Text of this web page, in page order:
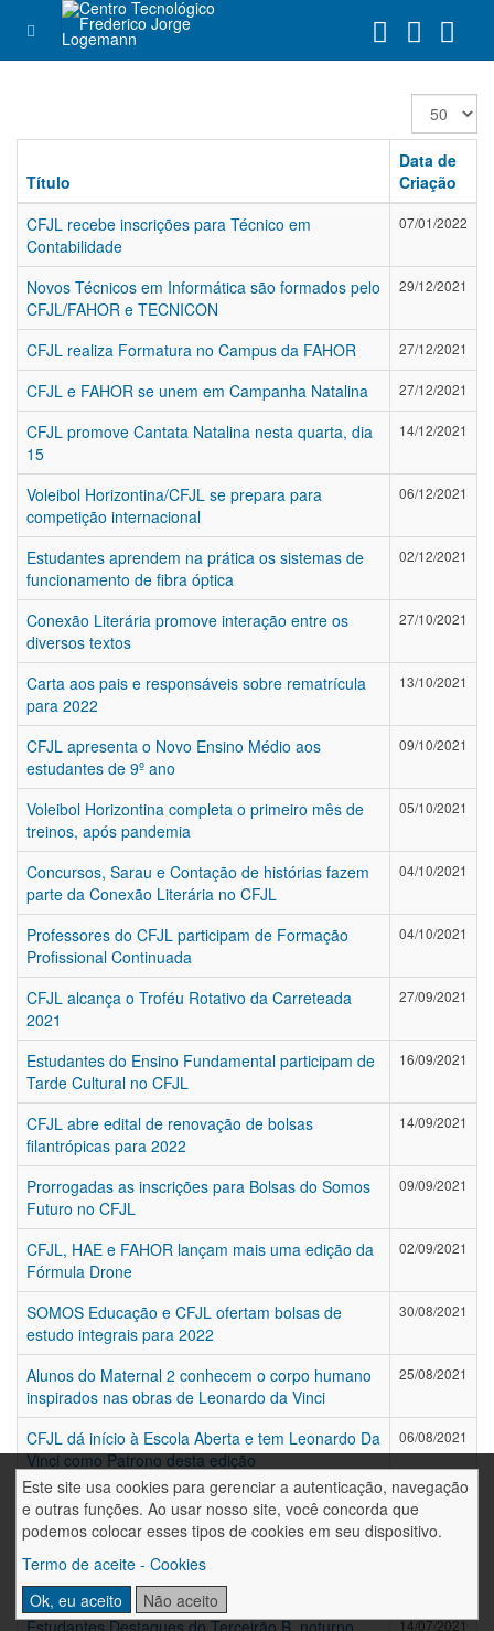
Este site usa cookies para gerenciar a autenticação, navegação
e outras funções. Ao usar nosso site, você concorda que
podemos colocar esses tipos de cookies em seu dispositivo.
Termo de aceite - Cookies
Ok, eu aceito
Não aceito
Exibir
#
Título
Data de
Criação
CFJL recebe inscrições para Técnico em
Contabilidade
07/01/2022
Novos Técnicos em Informática são formados pelo
CFJL/FAHOR e TECNICON
29/12/2021
CFJL realiza Formatura no Campus da FAHOR 27/12/2021
CFJL e FAHOR se unem em Campanha Natalina 27/12/2021
CFJL promove Cantata Natalina nesta quarta, dia
15
14/12/2021
Voleibol Horizontina/CFJL se prepara para
competição internacional
06/12/2021
Estudantes aprendem na prática os sistemas de
funcionamento de fibra óptica
02/12/2021
Conexão Literária promove interação entre os
diversos textos
27/10/2021
Carta aos pais e responsáveis sobre rematrícula
para 2022
13/10/2021
CFJL apresenta o Novo Ensino Médio aos
estudantes de 9º ano
09/10/2021
Voleibol Horizontina completa o primeiro mês de
treinos, após pandemia
05/10/2021
Concursos, Sarau e Contação de histórias fazem
parte da Conexão Literária no CFJL
04/10/2021
Professores do CFJL participam de Formação
Profissional Continuada
04/10/2021
CFJL alcança o Troféu Rotativo da Carreteada
2021
27/09/2021
Estudantes do Ensino Fundamental participam de
Tarde Cultural no CFJL
16/09/2021
CFJL abre edital de renovação de bolsas
filantrópicas para 2022
14/09/2021
Prorrogadas as inscrições para Bolsas do Somos
Futuro no CFJL
09/09/2021
CFJL, HAE e FAHOR lançam mais uma edição da
Fórmula Drone
02/09/2021
SOMOS Educação e CFJL ofertam bolsas de
estudo integrais para 2022
30/08/2021
Alunos do Maternal 2 conhecem o corpo humano
inspirados nas obras de Leonardo da Vinci
25/08/2021
CFJL dá início à Escola Aberta e tem Leonardo Da
Vinci como Patrono desta edição
06/08/2021
Iniciam aulas do Técnico em Mecânica exclusivas
para funcionários da John Deere
05/08/2021
Destaques do 1º Trimestre são premiados no
CFJL
Estudantes Destaques do Terceirão B, noturno,
14/07/2021